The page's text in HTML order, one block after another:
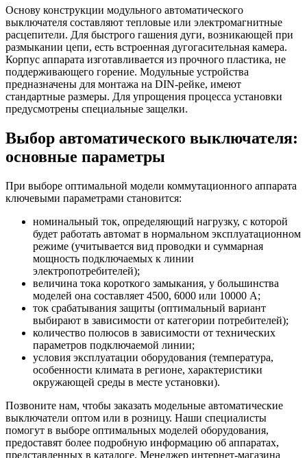
Основу конструкции модульного автоматического
выключателя составляют тепловые или электромагнитные
расцепители. Для быстрого гашения дуги, возникающей при
размыкании цепи, есть встроенная дугогасительная камера.
Корпус аппарата изготавливается из прочного пластика, не
поддерживающего горение. Модульные устройства
предназначены для монтажа на DIN-рейке, имеют
стандартные размеры. Для упрощения процесса установки
предусмотрены специальные защелки.
Выбор автоматического выключателя:
основные параметры
При выборе оптимальной модели коммутационного аппарата
ключевыми параметрами становится:
номинальный ток, определяющий нагрузку, с которой
будет работать автомат в нормальном эксплуатационном
режиме (учитывается вид проводки и суммарная
мощность подключаемых к линии
электропотребителей);
величина тока короткого замыкания, у большинства
моделей она составляет 4500, 6000 или 10000 А;
ток срабатывания защиты (оптимальный вариант
выбирают в зависимости от категории потребителей);
количество полюсов в зависимости от технических
параметров подключаемой линии;
условия эксплуатации оборудования (температура,
особенности климата в регионе, характеристики
окружающей среды в месте установки).
Позвоните нам, чтобы заказать модельные автоматические
выключатели оптом или в розницу. Наши специалисты
помогут в выборе оптимальных моделей оборудования,
предоставят более подробную информацию об аппаратах,
представленных в каталоге. Менеджер интернет-магазина